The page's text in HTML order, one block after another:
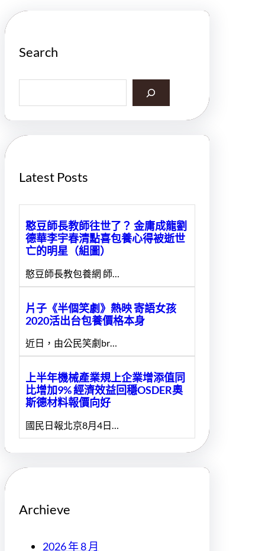
Search
a
h
Latest Posts
憨豆師長教師往世了？ 金庸成龍劉
德華李宇春清點喜包養心得被逝世
亡的明星（組圖）
憨豆師長教包養網 師…
片子《半個笑劇》熱映 寄語女孩
2020活出台包養價格本身
近日，由公民笑劇br…
上半年機械產業規上企業增添值同
比增加9% 經濟效益回穩OSDER奧
斯德材料報價向好
國民日報北京8月4日…
Archieve
2026 年 8 月